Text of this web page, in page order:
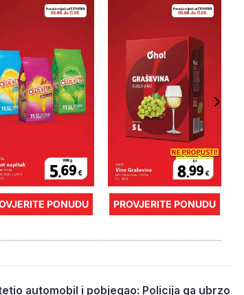
PONUDU PROVJERITE PONUDU
automobil i pobjegao: Policija ga ubrzo